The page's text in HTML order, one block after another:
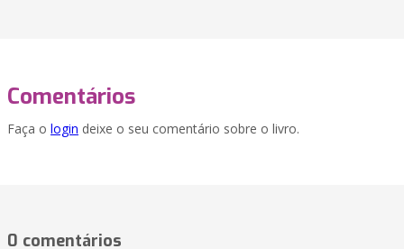
Comentários
Faça o login deixe o seu comentário sobre o livro.
0 comentários